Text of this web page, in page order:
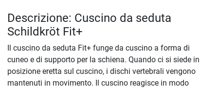
Descrizione: Cuscino da seduta
Schildkröt Fit+
Il cuscino da seduta Fit+ funge da cuscino a forma di
cuneo e di supporto per la schiena. Quando ci si siede in
posizione eretta sul cuscino, i dischi vertebrali vengono
mantenuti in movimento. Il cuscino reagisce in modo